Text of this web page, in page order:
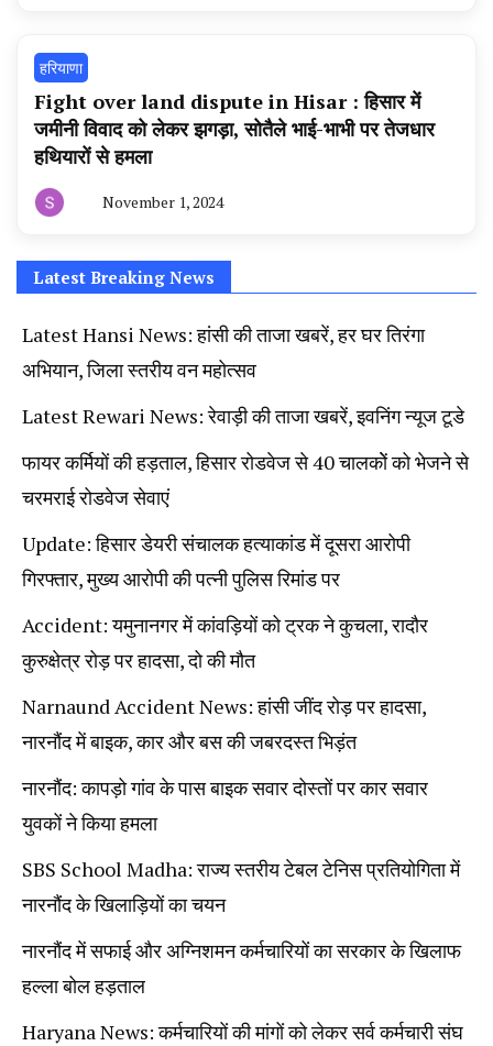
हरियाणा
Fight over land dispute in Hisar : हिसार में
जमीनी विवाद को लेकर झगड़ा, सोतैले भाई-भाभी पर तेजधार
हथियारों से हमला
टूडे
November 1, 2024
Latest Breaking News
Latest Hansi News: हांसी की ताजा खबरें, हर घर तिरंगा
अभियान, जिला स्तरीय वन महोत्सव
Latest Rewari News: रेवाड़ी की ताजा खबरें, इवनिंग न्यूज टूडे
फायर कर्मियों की हड़ताल, हिसार रोडवेज से 40 चालकोें को भेजने से
चरमराई रोडवेज सेवाएं
Update: हिसार डेयरी संचालक हत्याकांड में दूसरा आरोपी
गिरफ्तार, मुख्य आरोपी की पत्नी पुलिस रिमांड पर
Accident: यमुनानगर में कांवड़ियों को ट्रक ने कुचला, रादौर
कुरुक्षेत्र रोड़ पर हादसा, दो की मौत
Narnaund Accident News: हांसी जींद रोड़ पर हादसा,
नारनौंद में बाइक, कार और बस की जबरदस्त भिड़ंत
नारनौंद: कापड़ो गांव के पास बाइक सवार दोस्तों पर कार सवार
युवकों ने किया हमला
SBS School Madha: राज्य स्तरीय टेबल टेनिस प्रतियोगिता में
नारनौंद के खिलाड़ियों का चयन
नारनौंद में सफाई और अग्निशमन कर्मचारियों का सरकार के खिलाफ
हल्ला बोल हड़ताल
Haryana News: कर्मचारियों की मांगों को लेकर सर्व कर्मचारी संघ